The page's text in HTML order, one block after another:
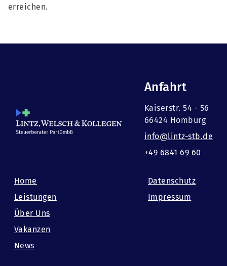
erreichen.
Anfahrt
Kaiserstr. 54 - 56
66424 Homburg
info@lintz-stb.de
+49 6841 69 60
Home
Leistungen
Über Uns
Vakanzen
News
Datenschutz
Impressum